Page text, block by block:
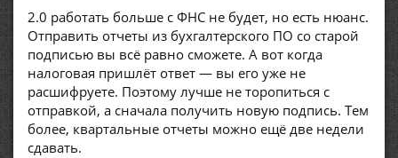
2.0 работать больше с ФНС не будет, но есть нюанс.
Отправить отчеты из бухгалтерского ПО со старой
подписью вы всё равно сможете. А вот когда
налоговая пришлёт ответ — вы его уже не
расшифруете. Поэтому лучше не торопиться с
отправкой, а сначала получить новую подпись. Тем
более, квартальные отчеты можно ещё две недели
сдавать.